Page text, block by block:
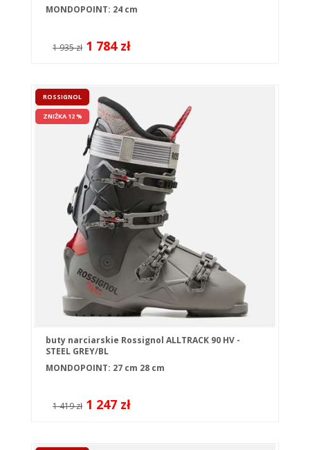
MONDOPOINT: 24 cm
1 935 zł 1 784 zł
ROSSIGNOL
ZNIŻKA 12 %
buty narciarskie Rossignol ALLTRACK 90 HV -
STEEL GREY/BL
MONDOPOINT: 27 cm 28 cm
1 419 zł 1 247 zł